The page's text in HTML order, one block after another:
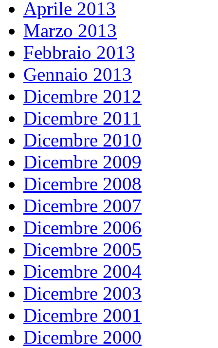
Aprile 2013
Marzo 2013
Febbraio 2013
Gennaio 2013
Dicembre 2012
Dicembre 2011
Dicembre 2010
Dicembre 2009
Dicembre 2008
Dicembre 2007
Dicembre 2006
Dicembre 2005
Dicembre 2004
Dicembre 2003
Dicembre 2001
Dicembre 2000